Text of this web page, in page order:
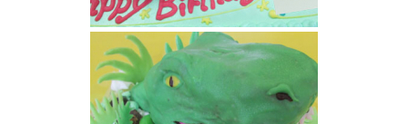
恐竜ケーキ